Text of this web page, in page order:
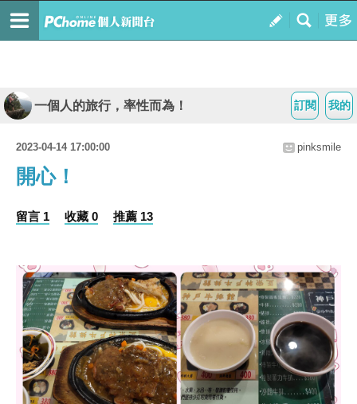
我的
訂閱
一個人的旅行，率性而為！
2023-04-14 17:00:00 pinksmile
開心！
留言 1 收藏 0 推薦 13